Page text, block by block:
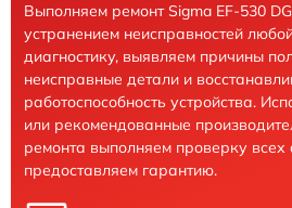
Выполняем ремонт Sigma EF-530
устранением неисправностей
диагностику, выявляем причины
неисправные детали и
работоспособность устройства.
или рекомендованные
ремонта выполняем проверку
предоставляем гарантию.